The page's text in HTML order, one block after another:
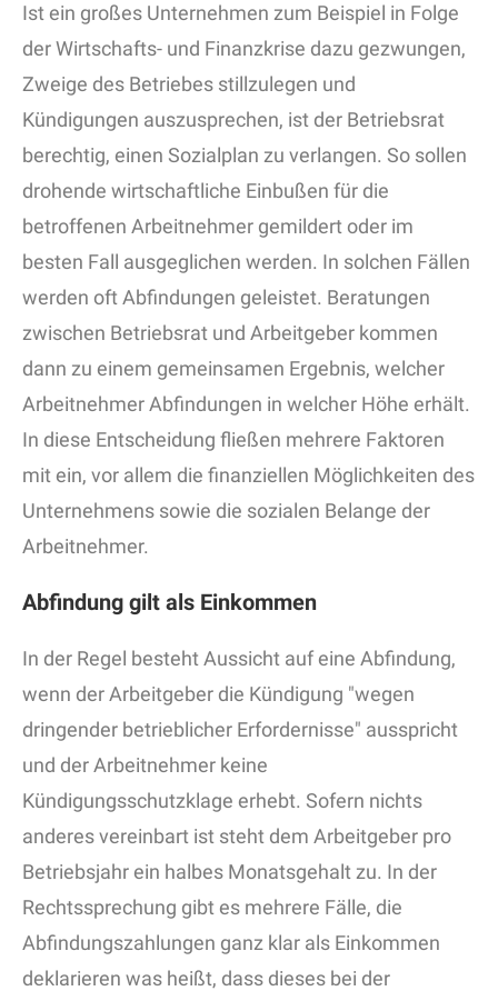
Ist ein großes Unternehmen zum Beispiel in Folge
der Wirtschafts- und Finanzkrise dazu gezwungen,
Zweige des Betriebes stillzulegen und
Kündigungen auszusprechen, ist der Betriebsrat
berechtig, einen Sozialplan zu verlangen. So sollen
drohende wirtschaftliche Einbußen für die
betroffenen Arbeitnehmer gemildert oder im
besten Fall ausgeglichen werden. In solchen Fällen
werden oft Abfindungen geleistet. Beratungen
zwischen Betriebsrat und Arbeitgeber kommen
dann zu einem gemeinsamen Ergebnis, welcher
Arbeitnehmer Abfindungen in welcher Höhe erhält.
In diese Entscheidung fließen mehrere Faktoren
mit ein, vor allem die finanziellen Möglichkeiten des
Unternehmens sowie die sozialen Belange der
Arbeitnehmer.
Abfindung gilt als Einkommen
In der Regel besteht Aussicht auf eine Abfindung,
wenn der Arbeitgeber die Kündigung "wegen
dringender betrieblicher Erfordernisse" ausspricht
und der Arbeitnehmer keine
Kündigungsschutzklage erhebt. Sofern nichts
anderes vereinbart ist steht dem Arbeitgeber pro
Betriebsjahr ein halbes Monatsgehalt zu. In der
Rechtssprechung gibt es mehrere Fälle, die
Abfindungszahlungen ganz klar als Einkommen
deklarieren was heißt, dass dieses bei der